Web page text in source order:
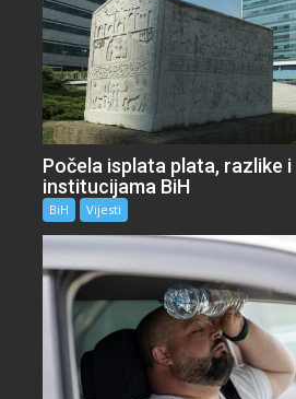
Počela isplata plata, razlike
institucijama BiH
BiH Vijesti